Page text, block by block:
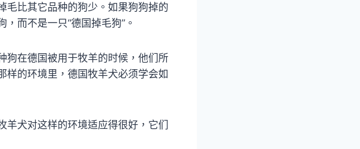
毛比其它品种的狗少。如果狗狗掉的
而不是一只“德国掉毛狗”。
狗在德国被用于牧羊的时候，他们所
样的环境里，德国牧羊犬必须学会如
羊犬对这样的环境适应得很好，它们